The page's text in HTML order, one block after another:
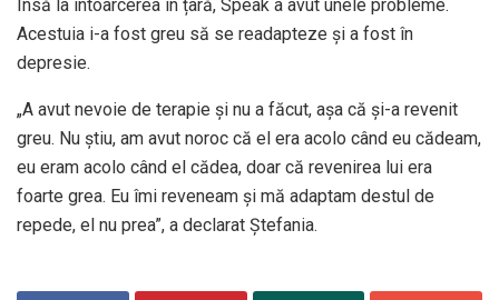
Însă la întoarcerea în țară, Speak a avut unele probleme.
Acestuia i-a fost greu să se readapteze și a fost în
depresie.
„A avut nevoie de terapie şi nu a făcut, aşa că şi-a revenit
greu. Nu ştiu, am avut noroc că el era acolo când eu cădeam,
eu eram acolo când el cădea, doar că revenirea lui era
foarte grea. Eu îmi reveneam şi mă adaptam destul de
repede, el nu prea”, a declarat Ștefania.